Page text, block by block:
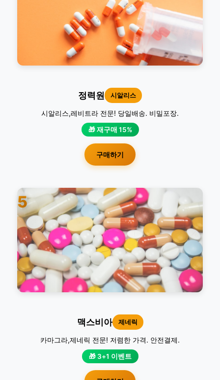
정력원 시알리스
시알리스,레비트라 전문! 당일배송. 비밀포장.
🎁 재구매 15%
구매하기
5
맥스비아 제네릭
카마그라,제네릭 전문! 저렴한 가격. 안전결제.
🎁 3+1 이벤트